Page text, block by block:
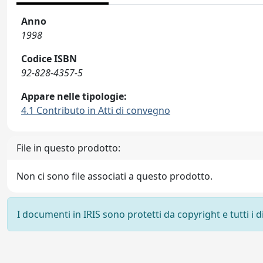
Anno
1998
Codice ISBN
92-828-4357-5
Appare nelle tipologie:
4.1 Contributo in Atti di convegno
File in questo prodotto:
Non ci sono file associati a questo prodotto.
I documenti in IRIS sono protetti da copyright e tutti i